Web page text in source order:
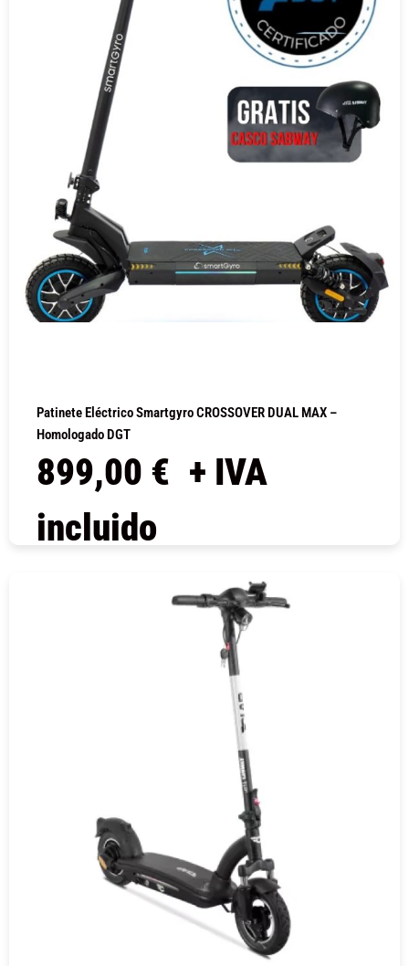
Patinete Eléctrico Smartgyro CROSSOVER DUAL MAX –
Homologado DGT
899,00 € + IVA
incluido